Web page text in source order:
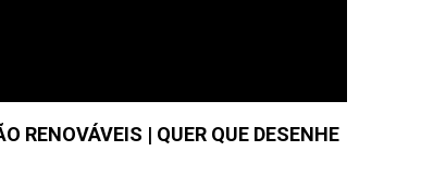
RENOVÁVEIS | QUER QUE DESENHE